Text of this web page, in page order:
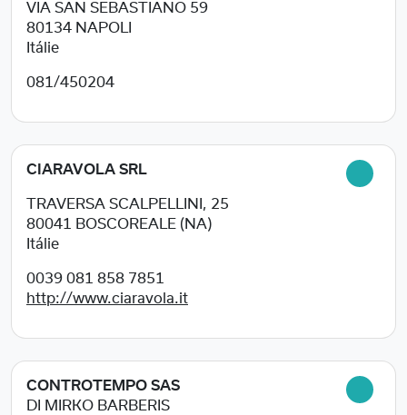
VIA SAN SEBASTIANO 59
80134 NAPOLI
Itálie
081/450204
CIARAVOLA SRL
TRAVERSA SCALPELLINI, 25
80041
BOSCOREALE (NA)
Itálie
0039 081 858 7851
http://www.ciaravola.it
CONTROTEMPO SAS
DI MIRKO BARBERIS